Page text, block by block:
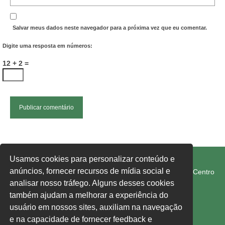
Salvar meus dados neste navegador para a próxima vez que eu comentar.
Digite uma resposta em números:
12 + 2 =
FETRAM-SC/CUT
Rua Rui Barbosa, 274-E, Edifício 1° de Maio, 1° Andar, Centro
Chapecó SC 89801-040
fetram-sc@fetram-sc.org.br
Usamos cookies para personalizar conteúdo e
anúncios, fornecer recursos de mídia social e
analisar nosso tráfego. Alguns desses cookies
também ajudam a melhorar a experiência do
usuário em nossos sites, auxiliam na navegação
e na capacidade de fornecer feedback e